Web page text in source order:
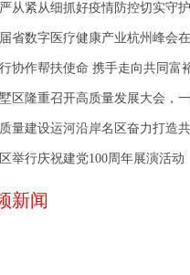
从紧从细抓好疫情防控切实守护辖
省数字医疗健康产业杭州峰会
协作帮扶使命 携手走向共同富
区隆重召开高质量发展大会，一批重
量建设运河沿岸名区奋力打造共同富裕
举行庆祝建党100周年展演活动
新闻